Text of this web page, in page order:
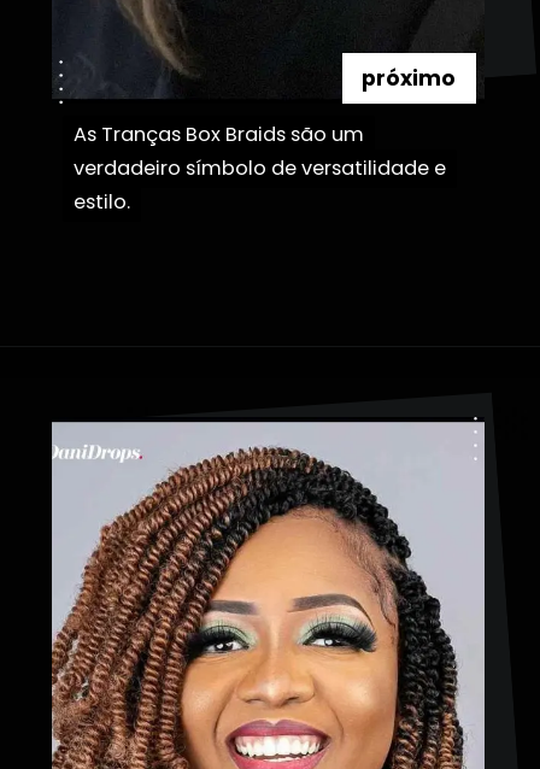
As Tranças Box Braids são um
verdadeiro símbolo de versatilidade e
estilo.
As Tranças Box Braids são um
verdadeiro símbolo de versatilidade e
estilo.
próximo